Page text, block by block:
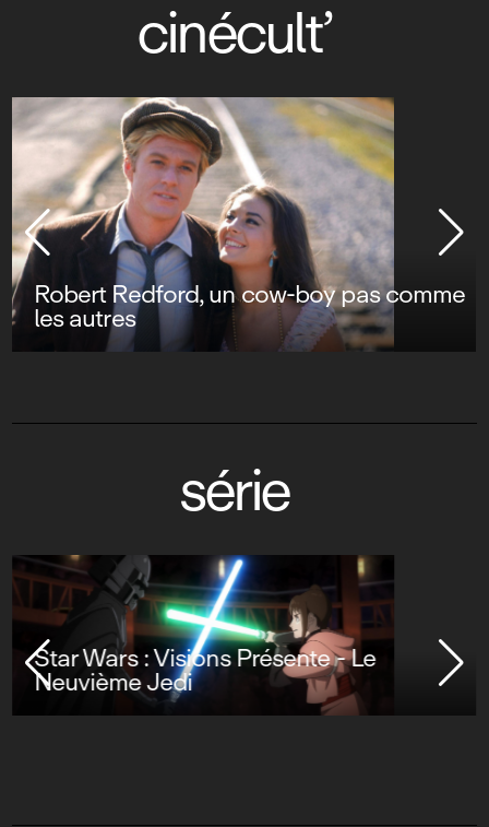
cinécult’
Robert Redford, un cow-boy pas comme
les autres
série
Star Wars : Visions Présente - Le
Neuvième Jedi